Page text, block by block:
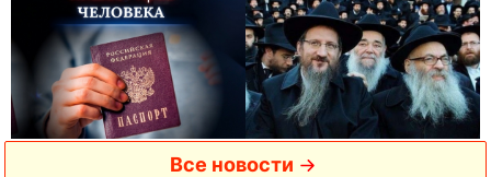
Все новости